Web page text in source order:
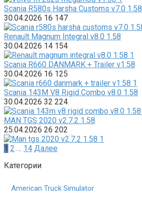
Scania R580s Harsha Customs v7.0 1.58
30.04.2026 16 147
Renault Magnum Integral v8.0 1.58
30.04.2026 14 154
Scania R660 DANMARK + Trailer v1.58
30.04.2026 16 125
Scania 143M V8 Rigid Combo v8.0 1.58
30.04.2026 32 224
MAN TGS 2020 v2.7.2 1.58
25.04.2026 26 202
Пагинация
1 2 … 14 Далее
Категории
American Truck Simulator